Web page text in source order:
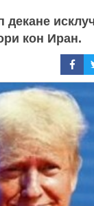
декане
кон Иран.